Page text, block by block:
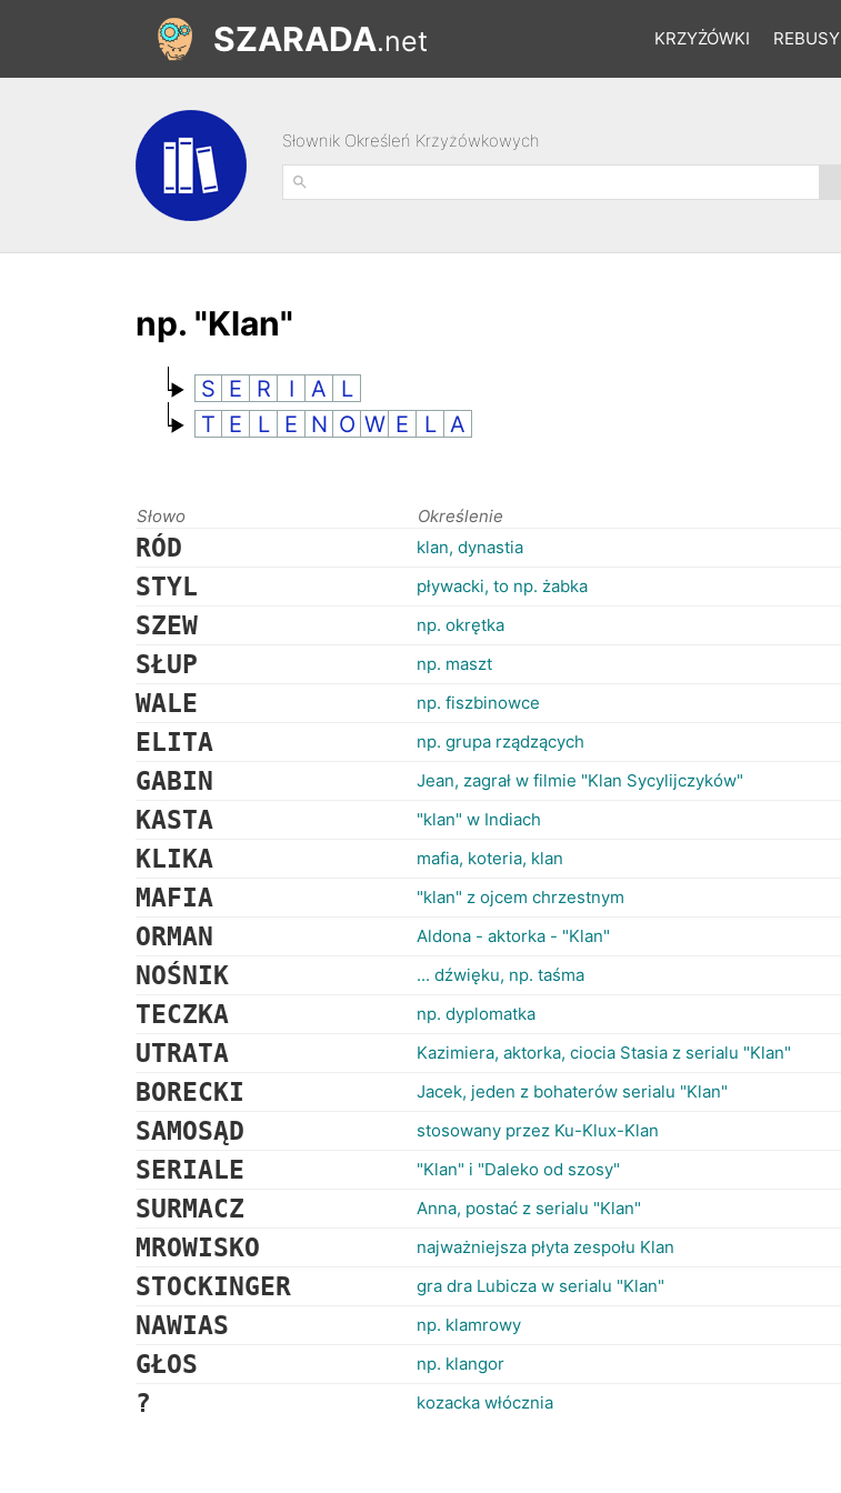
KRZYŻÓWKI REBUSY
SZARADA.net
Słownik Określeń Krzyżówkowych
np. "Klan"
S E R I A L
T E L E N O W E L A
Słowo Określenie
RÓD klan, dynastia
STYL pływacki, to np. żabka
SZEW np. okrętka
SŁUP np. maszt
WALE np. fiszbinowce
ELITA np. grupa rządzących
GABIN Jean, zagrał w filmie "Klan Sycylijczyków"
KASTA "klan" w Indiach
KLIKA mafia, koteria, klan
MAFIA "klan" z ojcem chrzestnym
ORMAN Aldona - aktorka - "Klan"
NOŚNIK ... dźwięku, np. taśma
TECZKA np. dyplomatka
UTRATA Kazimiera, aktorka, ciocia Stasia z serialu "Klan"
BORECKI Jacek, jeden z bohaterów serialu "Klan"
SAMOSĄD stosowany przez Ku-Klux-Klan
SERIALE "Klan" i "Daleko od szosy"
SURMACZ Anna, postać z serialu "Klan"
MROWISKO najważniejsza płyta zespołu Klan
STOCKINGER gra dra Lubicza w serialu "Klan"
NAWIAS np. klamrowy
GŁOS np. klangor
? kozacka włócznia